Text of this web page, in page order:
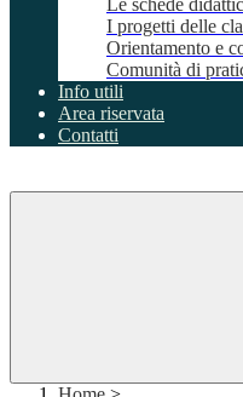
Le schede
I progetti delle
Orientamento e
Comunità di
Info utili
Area riservata
Contatti